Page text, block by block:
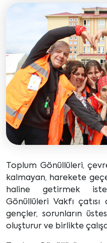
Toplum Gönüllüleri,
kalmayan, harekete
haline getirmek
Gönüllüleri Vakfı
gençler, sorunların
oluşturur ve birlikte